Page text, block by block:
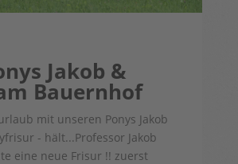
Jakob &
Bauernhof
mit unseren Ponys Jakob
- hält...Professor Jakob
eine neue Frisur !! zuerst